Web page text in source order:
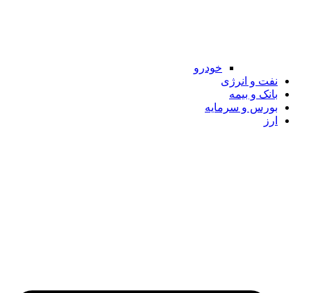
خودرو
نفت و انرژی
بانک و بیمه
بورس و سرمایه